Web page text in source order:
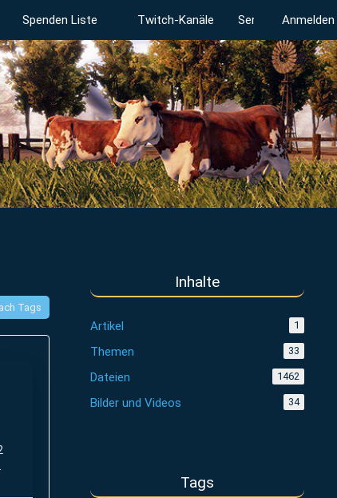
Spenden Liste Twitch-Kanäle ServerstatusAnmelden
Tags
Inhalte
Artikel 1
Themen 33
Dateien 1462
Bilder und Videos 34
Tags